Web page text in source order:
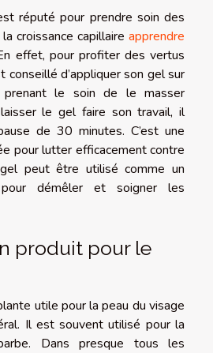
réputé pour prendre soin des
croissance capillaire apprendre
effet, pour profiter des vertus
d’appliquer son gel sur
le soin de le masser
le gel faire son travail, il
de 30 minutes. C’est une
pour lutter efficacement contre
peut être utilisé comme un
pour démêler et soigner les
produit pour le
utile pour la peau du visage
Il est souvent utilisé pour la
Dans presque tous les